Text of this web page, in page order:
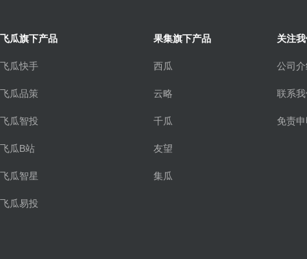
飞瓜旗下产品
飞瓜快手
飞瓜品策
飞瓜智投
飞瓜B站
飞瓜智星
飞瓜易投
果集旗下产品
西瓜
云略
千瓜
友望
集瓜
关注
公司
联系
免责